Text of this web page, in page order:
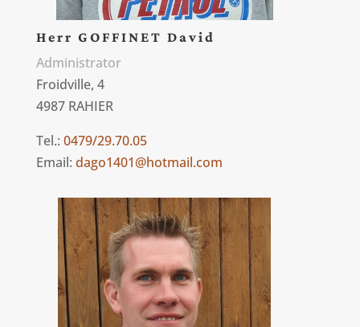
Herr GOFFINET David
Administrator
Froidville, 4
4987 RAHIER
Tel.: 0479/29.70.05
Email: dago1401@hotmail.com